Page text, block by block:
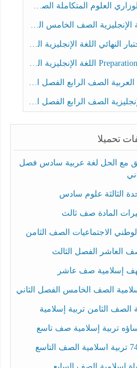
الصف الخامس عام الفصل الثالث
الإنجليزية الصف الرابع الفصل الثالث
الصف الرابع الفصل الثالث
الصف الرابع الفصل الثالث
تحميلا
مع الحل لغة عربية سادس فصل
الثالثة علوم سادس
المادة صف ثالث
الاجتماعيات الصف الثامن
العاشر الفصل الثالث
إسلامية صف عاشر
الصف الخامس الفصل الثاني
الثامن تربية إسلامية
تربية إسلامية صف تاسع